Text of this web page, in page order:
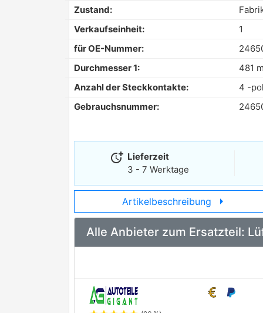
Zustand:
Verkaufseinheit:
1
für OE-Nummer:
Durchmesser 1:
481
Anzahl der Steckkontakte:
4 -
Gebrauchsnummer:
more_time Lieferzeit
3 - 7 Werktage
Artikelbeschreibung arrow_right
Alle Anbieter zum Ersatzteil: